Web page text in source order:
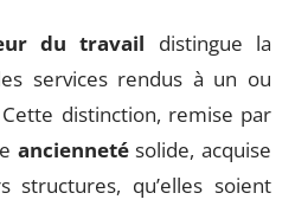
du travail distingue la
services rendus à un ou
distinction, remise par
anciennetésolide, acquise
structures, qu’elles soient